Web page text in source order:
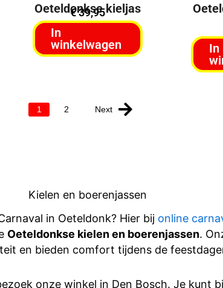
Oeteldonkse kieljas
€39,95
In
winkelwagen
In
1 2 Next
Kielen en boerenjassen
in Oeteldonk? Hier bij online
Oeteldonkse kielen en boerenjassen.
en bieden comfort tijdens de
onze winkel in Den Bosch. Je kunt